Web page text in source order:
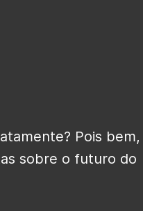
Pois bem,
sobre o futuro do